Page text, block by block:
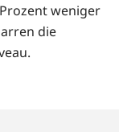
weniger
die